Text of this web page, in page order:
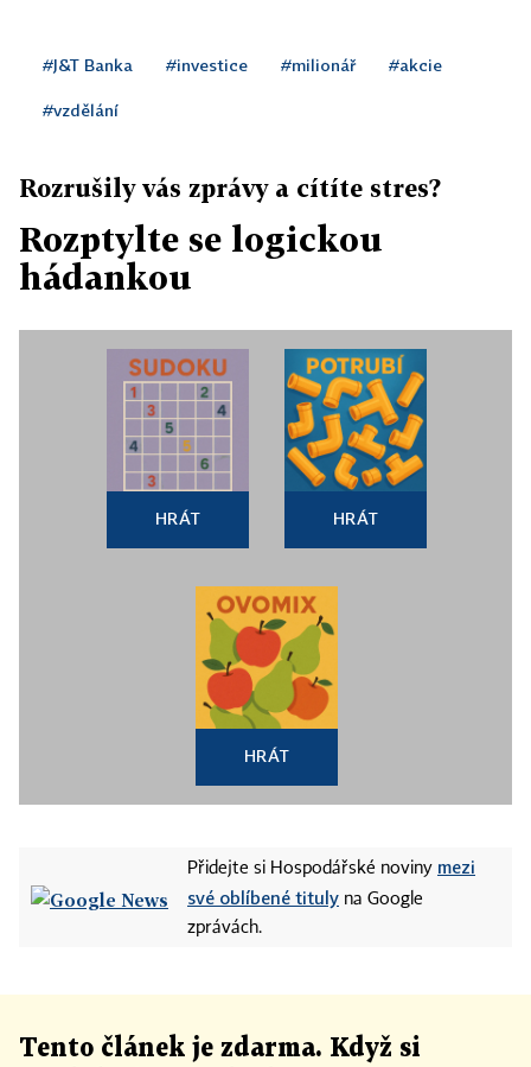
#J&T Banka #investice #milionář #akcie
#vzdělání
Rozrušily vás zprávy a cítíte stres?
Rozptylte se logickou
hádankou
HRÁT HRÁT
HRÁT
Přidejte si Hospodářské noviny mezi
své oblíbené tituly na Google
zprávách.
Tento článek je zdarma. Když si